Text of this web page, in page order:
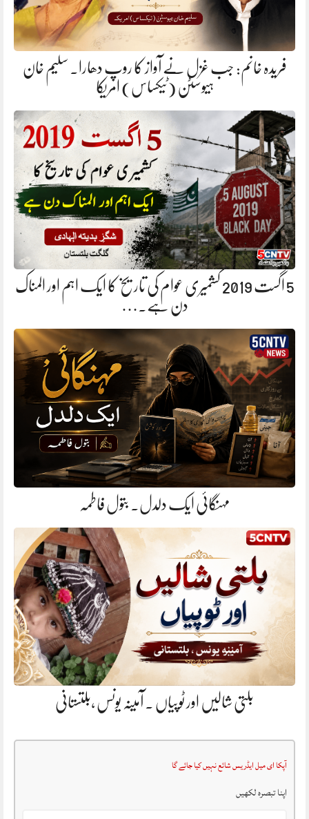
فریدہ خانم: جب غزل نے آواز کا روپ دھارا. سلیم خان
ہیوسٹن (ٹیکساس) امریکا
5 اگست 2019 کشمیری عوام کی تاریخ کا ایک اہم اور المناک
دن ہے.…
مہنگائی ایک دلدل. بتول فاطمہ
بلتی شالیں اور ٹوپیاں . آمینہ یونس ،بلتستانی
آپکا ای میل ایڈریس شائع نہیں کیا جائے گا
اپنا تبصرہ لکھیں